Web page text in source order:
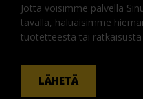
Jotta voisimme palvella
tavalla, haluaisimme
tuotetteesta tai
KOMMENTTI
LÄHETÄ